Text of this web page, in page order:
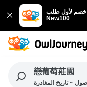
خصم لأول طلب:
New100
戀葡萄莊園
~ تاريخ المغادرة